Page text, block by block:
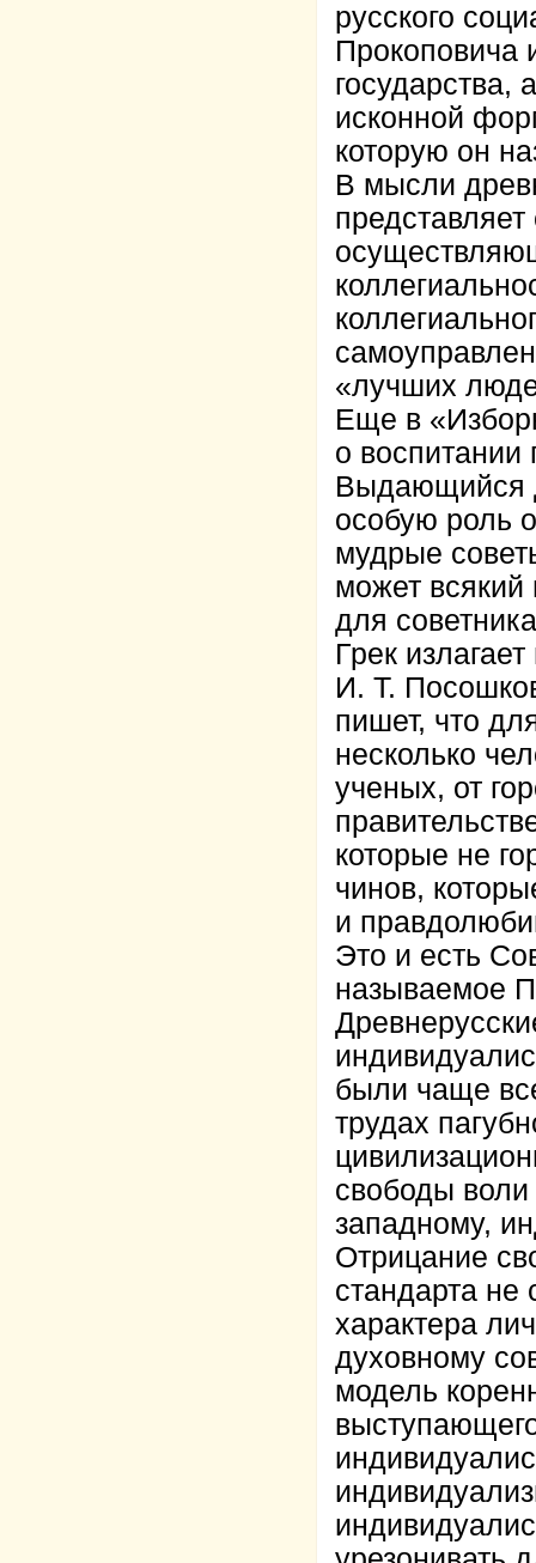
русского
Прокоповича
исконной
которую он
В мысли
«лучших
Еще в
о воспитании
Выдающийся
особую роль
мудрые
может
для
Грек
И. Т.
пишет, что
несколько
ученых, от
которые не
чинов,
и
Это и есть
называемое
были чаще
трудах
свободы воли
западному,
Отрицание
стандарта не
характера
духовному
модель